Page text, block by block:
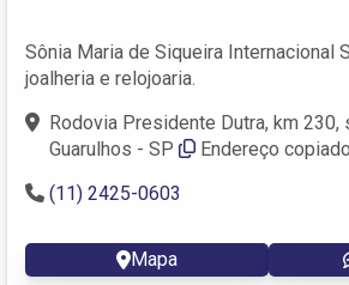
Sônia Maria de Siqueira Internacional
joalheria e relojoaria.
Rodovia Presidente Dutra, km 230,
Guarulhos - SP
Endereço
(11) 2425-0603
Mapa